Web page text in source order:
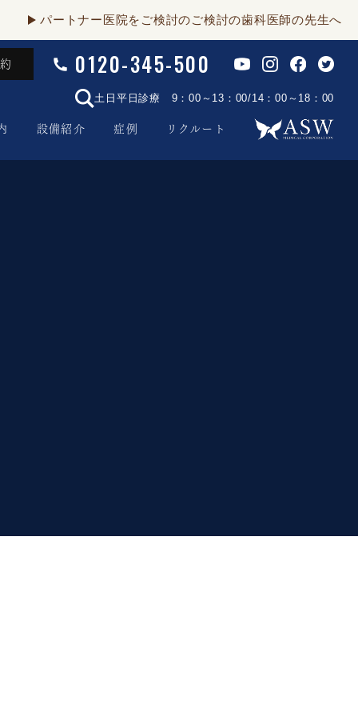
パートナー医院をご検討のご検討の歯科医師の先生へ
0120-345-500
土日平日診療 9：00～13：00/14：00～18：00
設備紹介 症例 リクルート